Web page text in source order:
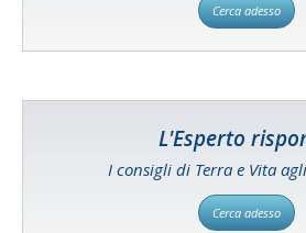
Cerca adesso
L'Esperto
I consigli di Terra e Vita
Cerca adesso